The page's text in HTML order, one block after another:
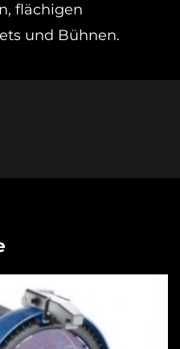
flächigen
und Bühnen.